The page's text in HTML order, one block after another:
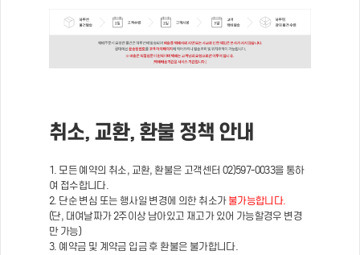
취소, 교환, 환불 정책 안내
1. 모든 예약의 취소, 교환, 환불은 고객센터 02)597-0033을 통하
여 접수합니다.
2. 단순 변심 또는 행사일 변경에 의한 취소가 불가능합니다.
(단, 대여날짜가 2주이상 남아있고 재고가 있어 가능할경우 변경
만 가능)
3. 예약금 및 계약금 입금 후 환불은 불가합니다.